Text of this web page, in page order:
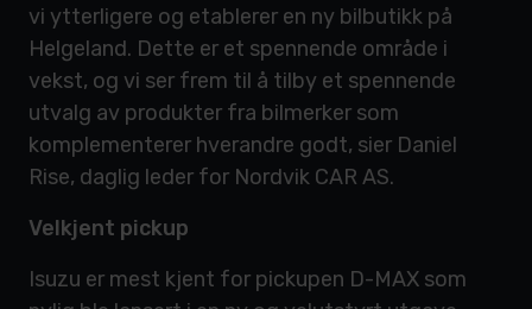
vi ytterligere og etablerer en ny bilbutikk på
Helgeland. Dette er et spennende område i
vekst, og vi ser frem til å tilby et spennende
utvalg av produkter fra bilmerker som
komplementerer hverandre godt, sier Daniel
Rise, daglig leder for Nordvik CAR AS.
Velkjent pickup
Isuzu er mest kjent for pickupen D-MAX som